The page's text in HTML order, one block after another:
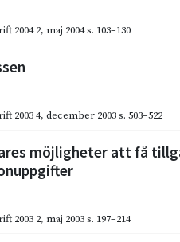
2004 2, maj 2004s. 103–130
2003 4, december 2003s. 503–522
möjligheter att få
2003 2, maj 2003s. 197–214